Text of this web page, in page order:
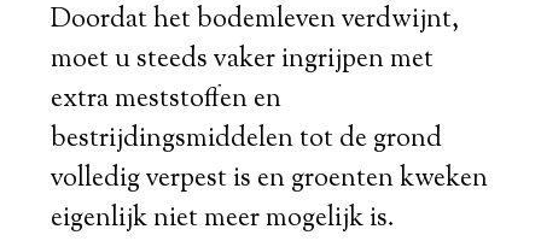
Doordat het bodemleven verdwijnt,
moet u steeds vaker ingrijpen met
extra meststoffen en
bestrijdingsmiddelen tot de grond
volledig verpest is en groenten kweken
eigenlijk niet meer mogelijk is.